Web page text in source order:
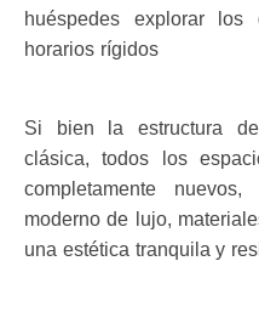
huéspedes explorar
horarios rígidos
Si bien la estructura
clásica, todos los
completamente
moderno de lujo,
una estética tranquila y